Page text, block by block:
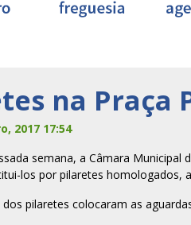
na Praça
2017 17:54
semana, a Câmara Municipal
los por pilaretes homologados,
pilaretes colocaram as